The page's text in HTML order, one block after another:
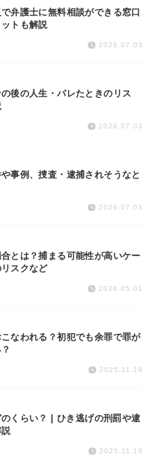
弁護士に無料相談ができる窓口
トも解説
2026.07.03
後の人生・バレたときのリス
2026.07.03
事例、捜査・逮捕されそうなと
2026.07.03
とは？捕まる可能性が高いケー
スクなど
2026.05.01
なわれる？初犯でも余罪で罪が
2025.11.19
くらい？ | ひき逃げの刑罰や逮
2025.11.19